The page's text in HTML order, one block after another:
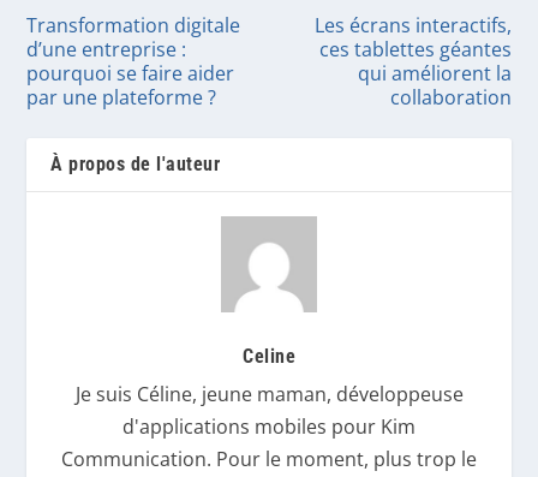
Transformation digitale
d’une entreprise :
pourquoi se faire aider
par une plateforme ?
Les écrans interactifs,
ces tablettes géantes
qui améliorent la
collaboration
À propos de l'auteur
Celine
Je suis Céline, jeune maman, développeuse
d'applications mobiles pour Kim
Communication. Pour le moment, plus trop le